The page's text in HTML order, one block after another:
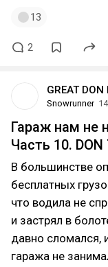
13
2
GREAT
Snowrunner
Гараж нам не
Часть 10. DON
В большинстве
бесплатных
что водила не
и застрял в
давно сломался,
гаража не